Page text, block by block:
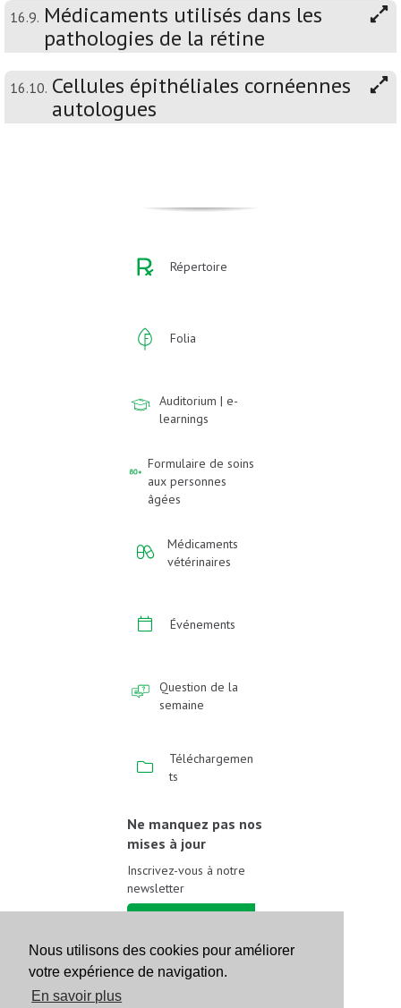
Nous utilisons des cookies pour améliorer
votre expérience de navigation.
En savoir plus
16.9. Médicaments utilisés dans les
pathologies de la rétine
16.10. Cellules épithéliales cornéennes
autologues
Répertoire
Folia
Auditorium | e-
learnings
Formulaire de soins
aux personnes
âgées
Médicaments
vétérinaires
Événements
Question de la
semaine
Téléchargemen
ts
Ne manquez pas nos
mises à jour
Inscrivez-vous à notre
newsletter
Suivez-nous sur les